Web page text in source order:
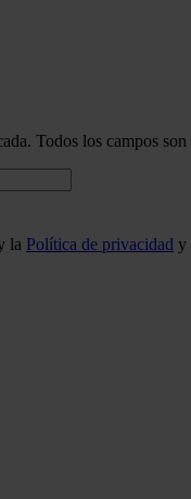
Todos los campos
la Política de privacidad y